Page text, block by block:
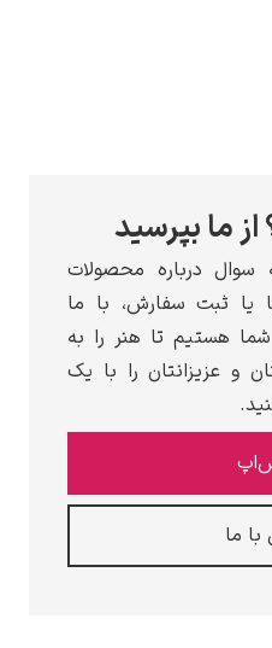
بپرسید
درباره محصولات
سفارش، با ما
تا هنر را به
را با یک